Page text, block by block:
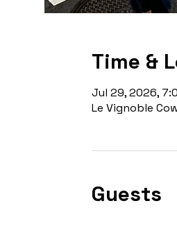
Time &
Jul 29, 2026,
Le Vignoble
Guests